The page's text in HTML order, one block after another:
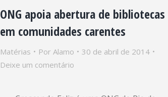
ONG apoia abertura de bibliotecas
em comunidades carentes
Matérias Por Alamo
30 de abril de 2014
Deixe um comentário